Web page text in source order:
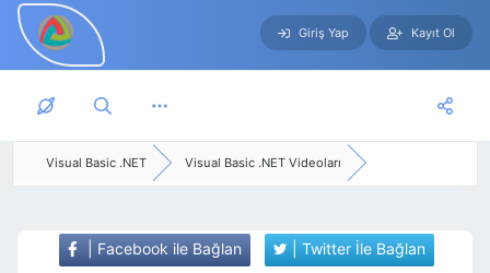
Skip to main content
Giriş Yap Kayıt Ol
Visual Basic .NET Visual Basic .NET Videoları
| Facebook ile Bağlan | Twitter İle Bağlan